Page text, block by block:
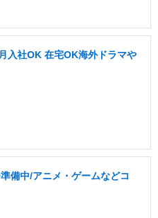
入社OK 在宅OK海外ドラマや
備中/アニメ・ゲームなどコ